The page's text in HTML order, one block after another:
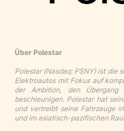
Über Polestar
Polestar (Nasdaq: PSNY) ist die
Elektroautos mit Fokus auf
der Ambition, den
beschleunigen. Polestar hat
und vertreibt seine Fahrzeuge
und im asiatisch-pazifischen